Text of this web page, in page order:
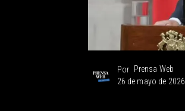
Prensa Web
Por
26 de mayo de 2026